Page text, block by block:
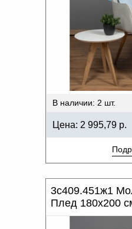
В наличии: 2 шт.
Цена: 2 995,79 р.
3с409.451ж1
Плед 180х200